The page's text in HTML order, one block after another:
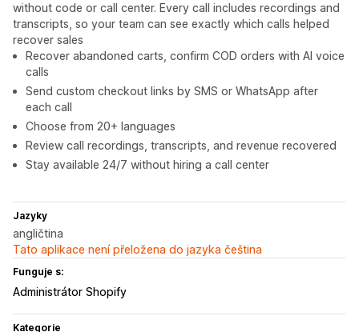
without code or call center. Every call includes recordings and
transcripts, so your team can see exactly which calls helped
recover sales
Recover abandoned carts, confirm COD orders with AI voice
calls
Send custom checkout links by SMS or WhatsApp after
each call
Choose from 20+ languages
Review call recordings, transcripts, and revenue recovered
Stay available 24/7 without hiring a call center
Jazyky
angličtina
Tato aplikace není přeložena do jazyka čeština
Funguje s:
Administrátor Shopify
Kategorie